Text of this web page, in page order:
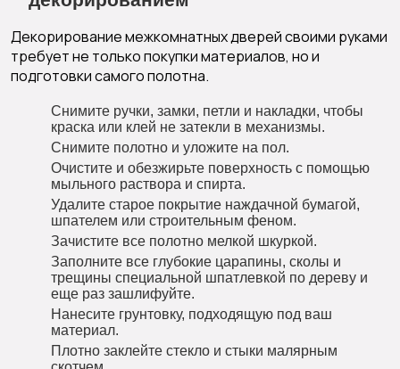
Декорирование межкомнатных дверей своими руками
требует не только покупки материалов, но и
подготовки самого полотна.
Снимите ручки, замки, петли и накладки, чтобы
краска или клей не затекли в механизмы.
Снимите полотно и уложите на пол.
Очистите и обезжирьте поверхность с помощью
мыльного раствора и спирта.
Удалите старое покрытие наждачной бумагой,
шпателем или строительным феном.
Зачистите все полотно мелкой шкуркой.
Заполните все глубокие царапины, сколы и
трещины специальной шпатлевкой по дереву и
еще раз зашлифуйте.
Нанесите грунтовку, подходящую под ваш
материал.
Плотно заклейте стекло и стыки малярным